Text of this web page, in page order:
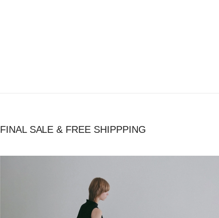
FINAL SALE & FREE SHIPPPING